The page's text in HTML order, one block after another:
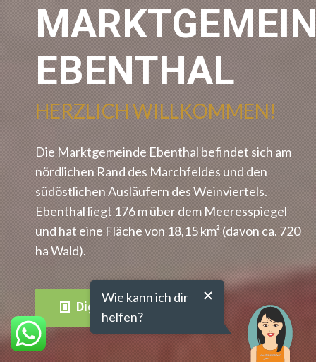
EBENTHAL
HERZLICH WILLKOMMEN!
Die Marktgemeinde Ebenthal befindet sich am
nördlichen Rand des Marchfeldes und den
südöstlichen Ausläufern des Weinviertels.
Ebenthal liegt 176 m über dem Meeresspiegel
und hat eine Fläche von 18,15 km² (davon ca. 720
ha Wald).
Digitale Amtstafel
Wie kann ich dir
helfen?